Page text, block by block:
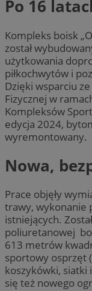
Po 16
Kompleks boisk
został
użytkowania
piłkochwytów i
Dzięki wsparciu
Fizycznej w
Kompleksów
edycja 2024,
wyremontowany.
Nowa,
Prace objęły
trawy, wykonanie
istniejących.
poliuretanowej
613 metrów
sportowy osprzęt
koszykówki, siatki
się też nowego